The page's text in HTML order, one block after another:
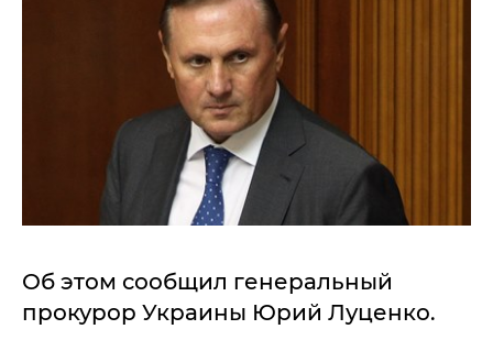
Об этом сообщил генеральный
прокурор Украины Юрий Луценко.